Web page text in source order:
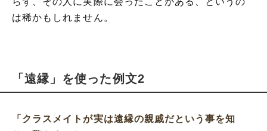
は稀かもしれません。
「遠縁」を使った例文2
「クラスメイトが実は遠縁の親戚だという事を知